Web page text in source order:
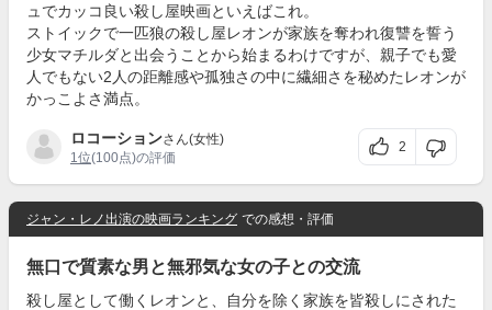
ュでカッコ良い殺し屋映画といえばこれ。
ストイックで一匹狼の殺し屋レオンが家族を奪われ復讐を誓う
少女マチルダと出会うことから始まるわけですが、親子でも愛
人でもない2人の距離感や孤独さの中に繊細さを秘めたレオンが
かっこよさ満点。
ロコーションさん(女性)
1位(100点)の評価
2
ジャン・レノ出演の映画ランキング での感想・評価
無口で質素な男と無邪気な女の子との交流
殺し屋として働くレオンと、自分を除く家族を皆殺しにされた